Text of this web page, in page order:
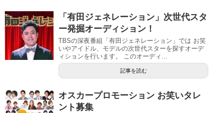
「有田ジェネレーション」次世代スタ
ー発掘オーディション！
TBSの深夜番組「有田ジェネレーション」では お笑
いやアイドル、モデルの次世代スターを探すオーデ
ィションを行います。 このオーディ...
記事を読む
オスカープロモーション お笑いタレ
ント募集